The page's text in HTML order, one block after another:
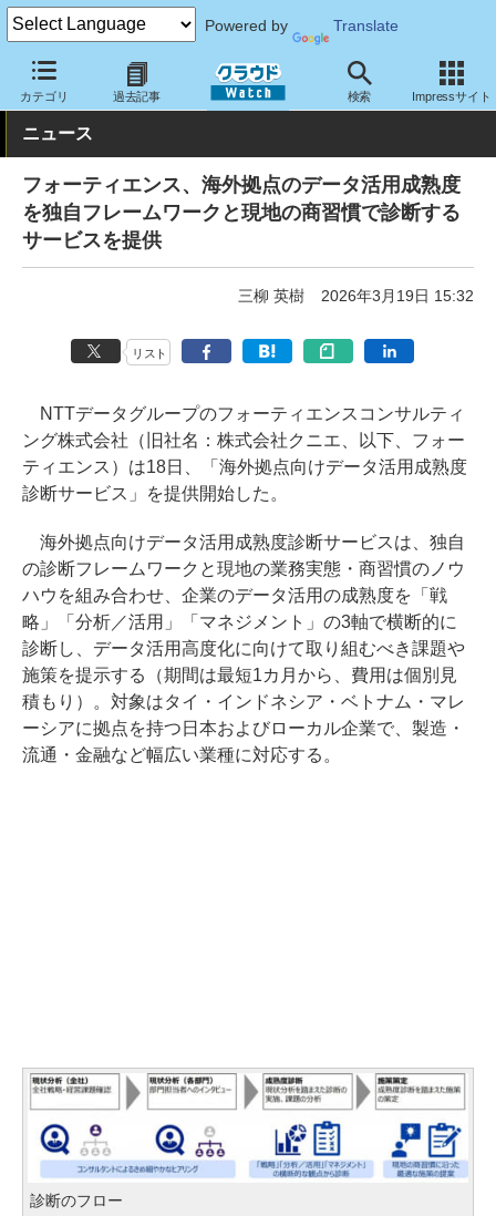
Powered by Translate
カテゴリ 過去記事 検索 Impressサイト
クラウド Watch サービス・ソフト サービス 業務関連
ニュース
フォーティエンス、海外拠点のデータ活用成熟度
を独自フレームワークと現地の商習慣で診断する
サービスを提供
三柳 英樹 2026年3月19日 15:32
リスト
NTTデータグループのフォーティエンスコンサルティ
ング株式会社（旧社名：株式会社クニエ、以下、フォー
ティエンス）は18日、「海外拠点向けデータ活用成熟度
診断サービス」を提供開始した。
海外拠点向けデータ活用成熟度診断サービスは、独自
の診断フレームワークと現地の業務実態・商習慣のノウ
ハウを組み合わせ、企業のデータ活用の成熟度を「戦
略」「分析／活用」「マネジメント」の3軸で横断的に
診断し、データ活用高度化に向けて取り組むべき課題や
施策を提示する（期間は最短1カ月から、費用は個別見
積もり）。対象はタイ・インドネシア・ベトナム・マレ
ーシアに拠点を持つ日本およびローカル企業で、製造・
流通・金融など幅広い業種に対応する。
診断のフロー